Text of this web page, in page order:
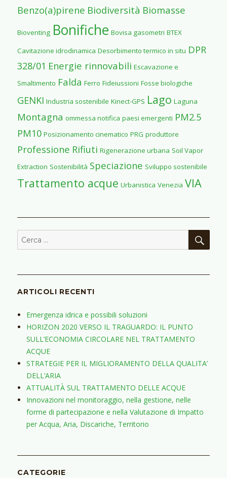
Junior,
B
Benzo(a)pirene Biodiversità Biomasse
Bioventing Bonifiche Bovisa gasometri BTEX
Cavitazione idrodinamica Desorbimento termico in situ DPR
328/01 Energie rinnovabili Escavazione e
Smaltimento Falda Ferro Fideiussioni Fosse biologiche
GENKI Industria sostenibile Kinect-GPS Lago Laguna
Montagna ommessa notifica paesi emergenti PM2.5
PM10 Posizionamento cinematico PRG produttore
Professione Rifiuti Rigenerazione urbana Soil Vapor
Extraction Sostenibilità Speciazione Sviluppo sostenibile
Trattamento acque Urbanistica Venezia VIA
Cerca:
ARTICOLI RECENTI
Emergenza idrica e possibili soluzioni
HORIZON 2020 VERSO IL TRAGUARDO: IL PUNTO
SULL’ECONOMIA CIRCOLARE NEL TRATTAMENTO
ACQUE
STRATEGIE PER IL MIGLIORAMENTO DELLA QUALITA’
DELL’ARIA
ATTUALITÀ SUL TRATTAMENTO DELLE ACQUE
Innovazioni nel monitoraggio, nella gestione, nelle
forme di partecipazione e nella Valutazione di Impatto
per Acqua, Aria, Discariche, Territorio
CATEGORIE